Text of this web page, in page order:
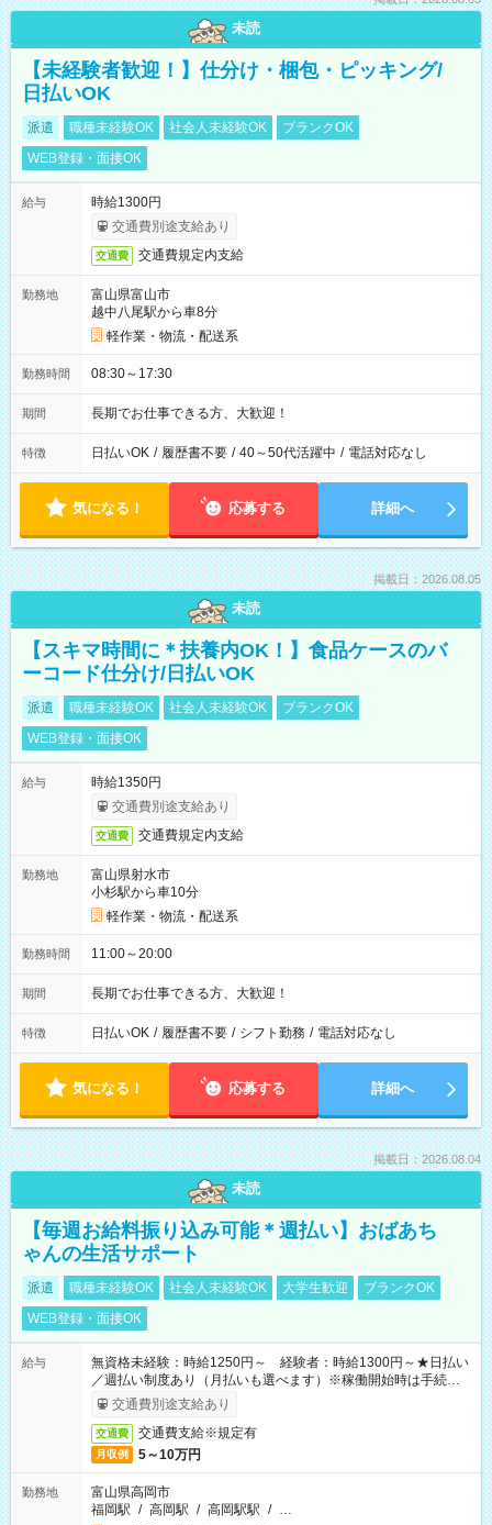
未読
【未経験者歓迎！】仕分け・梱包・ピッキング/
日払いOK
派遣 職種未経験OK 社会人未経験OK
ブランクOK
WEB登録・面接OK
給与
時給1300円
交通費別途支給あり
交通費 交通費規定内支給
勤務地
富山県富山市
越中八尾駅から車8分
軽作業・物流・配送系
勤務時間 08:30～17:30
期間 長期でお仕事できる方、大歓迎！
特徴 日払いOK / 履歴書不要 / 40～50代活躍中 / 電話対応なし
気になる！ 応募する 詳細へ
掲載日：2026.08.05
未読
【スキマ時間に＊扶養内OK！】食品ケースのバ
ーコード仕分け/日払いOK
派遣 職種未経験OK 社会人未経験OK
ブランクOK
WEB登録・面接OK
給与
時給1350円
交通費別途支給あり
交通費 交通費規定内支給
勤務地
富山県射水市
小杉駅から車10分
軽作業・物流・配送系
勤務時間 11:00～20:00
期間 長期でお仕事できる方、大歓迎！
特徴 日払いOK / 履歴書不要 / シフト勤務 / 電話対応なし
気になる！ 応募する 詳細へ
掲載日：2026.08.04
未読
【毎週お給料振り込み可能＊週払い】おばあち
ゃんの生活サポート
派遣 職種未経験OK 社会人未経験OK 大学生歓迎
ブランクOK
WEB登録・面接OK
給与
無資格未経験：時給1250円～ 経験者：時給1300円～★日払い
／週払い制度あり（月払いも選べます）※稼働開始時は手続き完
了次第のお支払いとなります。
交通費別途支給あり
交通費 交通費支給※規定有
月収例 5～10万円
勤務地
富山県高岡市
福岡駅 / 高岡駅 / 高岡駅駅 / …